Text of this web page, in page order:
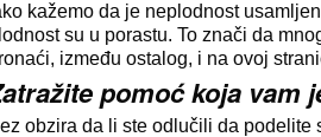
kažemo da je neplodnost
su u porastu. To znači da
između ostalog, i na ovoj
pomoć koja vam
obzira da li ste odlučili da podelite